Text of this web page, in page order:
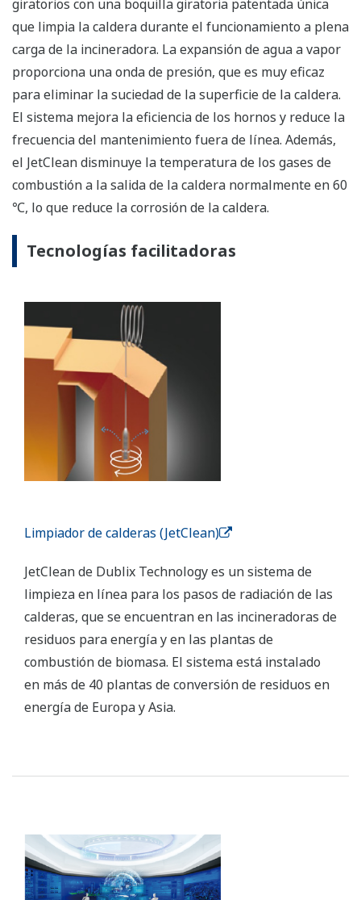
giratorios con una boquilla giratoria patentada única
que limpia la caldera durante el funcionamiento a plena
carga de la incineradora. La expansión de agua a vapor
proporciona una onda de presión, que es muy eficaz
para eliminar la suciedad de la superficie de la caldera.
El sistema mejora la eficiencia de los hornos y reduce la
frecuencia del mantenimiento fuera de línea. Además,
el JetClean disminuye la temperatura de los gases de
combustión a la salida de la caldera normalmente en 60
℃, lo que reduce la corrosión de la caldera.
Tecnologías facilitadoras
Limpiador de calderas (JetClean)
JetClean de Dublix Technology es un sistema de
limpieza en línea para los pasos de radiación de las
calderas, que se encuentran en las incineradoras de
residuos para energía y en las plantas de
combustión de biomasa. El sistema está instalado
en más de 40 plantas de conversión de residuos en
energía de Europa y Asia.